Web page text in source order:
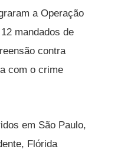
a Operação
mandados de
contra
com o crime
em São Paulo,
Flórida